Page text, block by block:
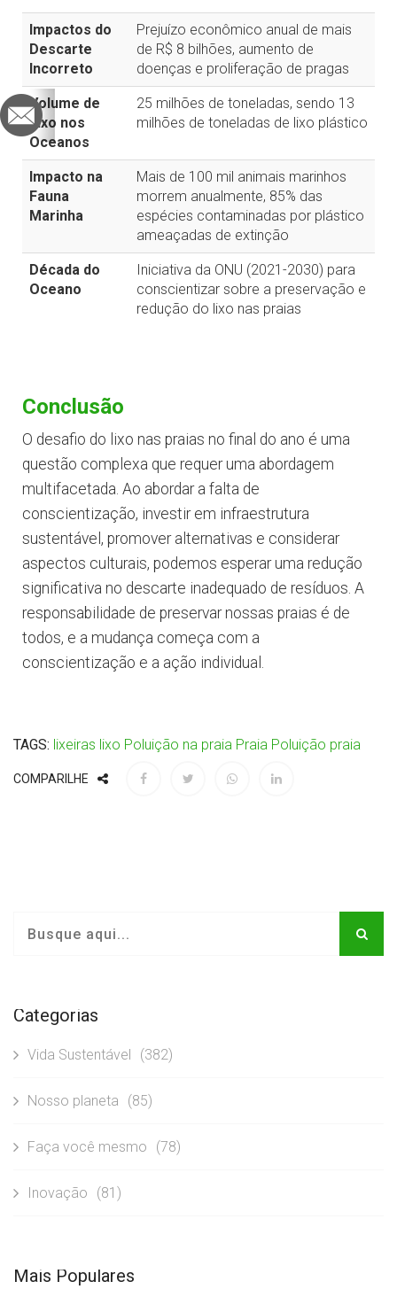
Impactos do
Descarte
Incorreto
Prejuízo econômico anual de mais
de R$ 8 bilhões, aumento de
doenças e proliferação de pragas
Volume de
Lixo nos
Oceanos
25 milhões de toneladas, sendo 13
milhões de toneladas de lixo plástico
Impacto na
Fauna
Marinha
Mais de 100 mil animais marinhos
morrem anualmente, 85% das
espécies contaminadas por plástico
ameaçadas de extinção
Década do
Oceano
Iniciativa da ONU (2021-2030) para
conscientizar sobre a preservação e
redução do lixo nas praias
Conclusão
O desafio do lixo nas praias no final do ano é uma
questão complexa que requer uma abordagem
multifacetada. Ao abordar a falta de
conscientização, investir em infraestrutura
sustentável, promover alternativas e considerar
aspectos culturais, podemos esperar uma redução
significativa no descarte inadequado de resíduos. A
responsabilidade de preservar nossas praias é de
todos, e a mudança começa com a
conscientização e a ação individual.
TAGS: lixeiras lixo Poluição na praia Praia Poluição praia
COMPARILHE
Categorias
Vida Sustentável (382)
Nosso planeta (85)
Faça você mesmo (78)
Inovação (81)
Mais Populares